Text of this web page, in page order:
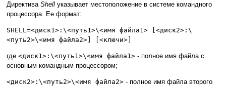
Директива Shell указывает местоположение в системе командного
процессора. Ее формат:
SHELL=<диск1>:\<путь1>\<имя файла1> [<диск2>:\
<путь2>\<имя файла2>] [<ключи>]
где <диск1>:\<путь1>\<имя файла1> - полное имя файла с
основным командным процессором;
<диск2>:\<путь2>\<имя файла2> - полное имя файла второго